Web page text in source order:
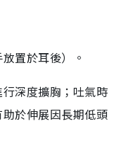
置於耳後）。
深度擴胸；吐氣時
於伸展因長期低頭